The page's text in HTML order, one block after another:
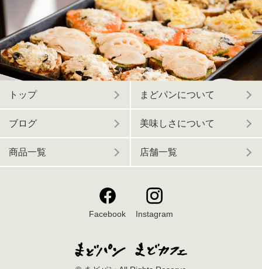
トップ まどパンについて
ブログ 美味しさについて
商品一覧 店舗一覧
Facebook Instagram